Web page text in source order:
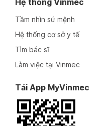
Hệ thống Vinmec
Tầm nhìn sứ mệnh
Hệ thống cơ sở y tế
Tìm bác sĩ
Làm việc tại Vinmec
Tải App MyVinmec